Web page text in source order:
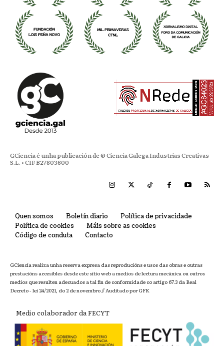
GCiencia é unha publicación de © Ciencia Galega Industrias Creativas
S.L. • CIF B27803600
Quen somos Boletín diario
Política de privacidade
Política de cookies
Máis sobre as cookies
Código de conduta
Contacto
GCiencia realiza unha reserva expresa das reproducións e usos das obras e outras
prestacións accesibles desde este sitio web a medios de lectura mecánica ou outros
medios que resulten adecuados a tal fin de conformidade co artigo 67.3 da Real
Decreto - lei 24/2021, do 2 de novembro // Auditado por GFK
Medio colaborador da FECYT